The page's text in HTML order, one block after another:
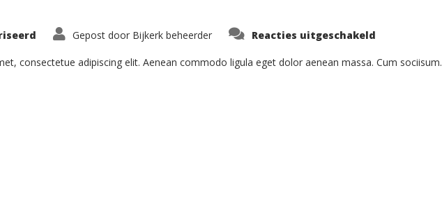
Gepost door Bijkerk beheerder Reacties uitgeschakeld
consectetue adipiscing elit. Aenean commodo ligula eget dolor aenean massa. Cum sociisum.